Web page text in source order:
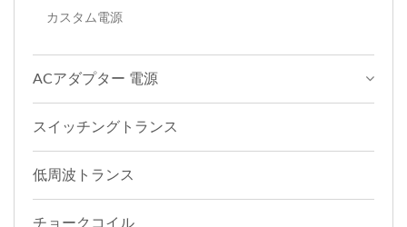
カスタム電源
ACアダプター 電源
スイッチングトランス
低周波トランス
チョークコイル